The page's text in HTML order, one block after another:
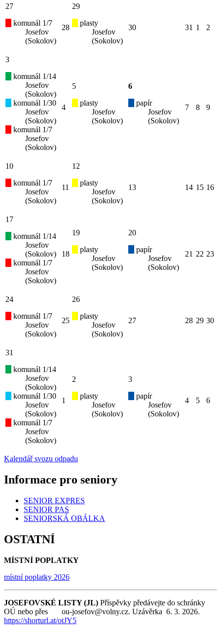
27
komunál 1/7
Josefov
(Sokolov)
28
29
plasty
Josefov
(Sokolov)
30 31 1 2
3
komunál 1/14
Josefov
(Sokolov)
komunál 1/30
Josefov
(Sokolov)
komunál 1/7
Josefov
(Sokolov)
4
5
plasty
Josefov
(Sokolov)
6
papír
Josefov
(Sokolov)
7 8 9
10
komunál 1/7
Josefov
(Sokolov)
11
12
plasty
Josefov
(Sokolov)
13 14 15 16
17
komunál 1/14
Josefov
(Sokolov)
komunál 1/7
Josefov
(Sokolov)
18
19
plasty
Josefov
(Sokolov)
20
papír
Josefov
(Sokolov)
21 22 23
24
komunál 1/7
Josefov
(Sokolov)
25
26
plasty
Josefov
(Sokolov)
27 28 29 30
31
komunál 1/14
Josefov
(Sokolov)
komunál 1/30
Josefov
(Sokolov)
komunál 1/7
Josefov
(Sokolov)
1
2
plasty
Josefov
(Sokolov)
3
papír
Josefov
(Sokolov)
4 5 6
Kalendář svozu odpadu
Informace pro seniory
SENIOR EXPRES
SENIOR PAS
SENIORSKÁ OBÁLKA
OSTATNÍ
MÍSTNÍ POPLATKY
místní poplatky 2026
JOSEFOVSKÉ LISTY (JL) Příspěvky předávejte do schránky
OÚ nebo přes ou-josefov@volny.cz. Uzávěrka 6. 3. 2026.
https://shorturl.at/otJY5